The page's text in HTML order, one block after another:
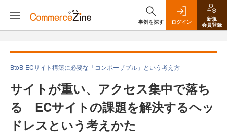
事例を探す ログイン
新規
会員登録
BtoB-ECサイト構築に必要な「コンポーザブル」という考え方
サイトが重い、アクセス集中で落ち
る ECサイトの課題を解決するヘッ
ドレスという考えかた